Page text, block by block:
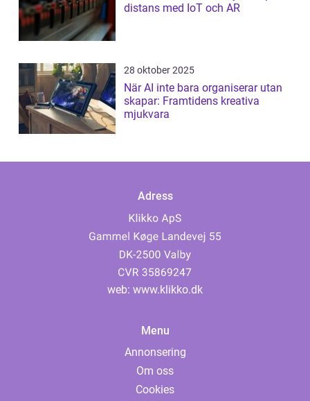
distans med IoT och AR
28 oktober 2025
När AI inte bara organiserar utan
skapar: Framtidens kreativa
mjukvara
Adress
web: www.klikko.dk
Menu
Annonsering
Om oss
Cookies